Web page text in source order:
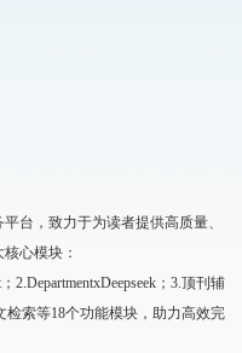
，致力于为读者提供高质量、
心模块：
；3.顶刊辅
检索等18个功能模块，助力高效完